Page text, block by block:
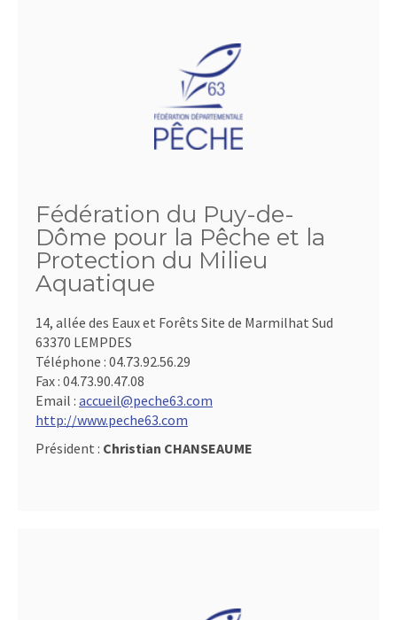
Fédération du Puy-de-
Dôme pour la Pêche et la
Protection du Milieu
Aquatique
14, allée des Eaux et Forêts Site de Marmilhat Sud
63370 LEMPDES
Téléphone : 04.73.92.56.29
Fax : 04.73.90.47.08
Email : accueil@peche63.com
http://www.peche63.com
Président : Christian CHANSEAUME